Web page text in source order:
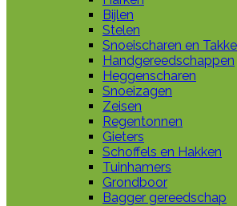
Bijlen
Stelen
Snoeischaren en
Handgereedschappen
Heggenscharen
Snoeizagen
Zeisen
Regentonnen
Gieters
Schoffels en Hakken
Tuinhamers
Grondboor
Bagger gereedschap